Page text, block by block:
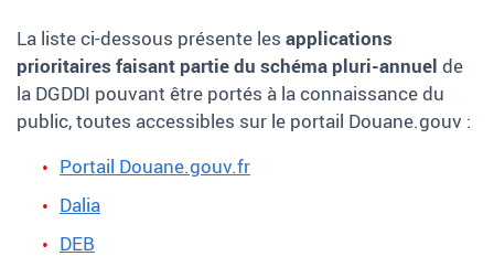
La liste ci-dessous présente les applications
prioritaires faisant partie du schéma pluri-annuel de
la DGDDI pouvant être portés à la connaissance du
public, toutes accessibles sur le portail Douane.gouv :
Portail Douane.gouv.fr
Dalia
DEB